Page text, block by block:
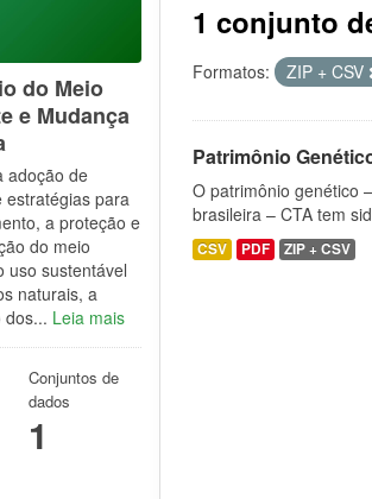
1 conjunto
Formatos: ZIP + CSV
Patrimônio
O patrimônio genético
brasileira – CTA tem
CSV PDF ZIP + CSV
do Meio
e Mudança
adoção de
estratégias para
a proteção e
do meio
uso sustentável
naturais, a
dos... Leia mais
Conjuntos de
dados
1